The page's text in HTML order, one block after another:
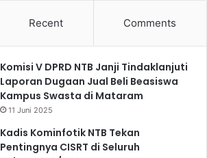
Recent Comments
Komisi V DPRD NTB Janji Tindaklanjuti
Laporan Dugaan Jual Beli Beasiswa
Kampus Swasta di Mataram
11 Juni 2025
Kadis Kominfotik NTB Tekan
Pentingnya CISRT di Seluruh